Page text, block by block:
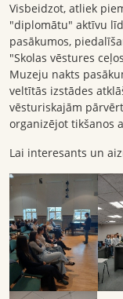
Visbeidzot, atliek
"diplomātu" aktīvu
pasākumos,
"Skolas vēstures
Muzeju nakts
veltītās izstādes
vēsturiskajām
organizējot tikšanos
Lai interesants un